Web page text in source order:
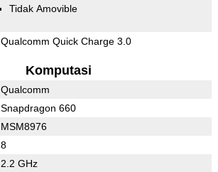
Tidak Amovible
Qualcomm Quick Charge 3.0
Komputasi
Qualcomm
Snapdragon 660
MSM8976
8
2.2 GHz